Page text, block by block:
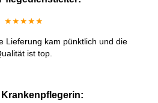
★★★★★
Lieferung kam pünktlich und die
ist top.